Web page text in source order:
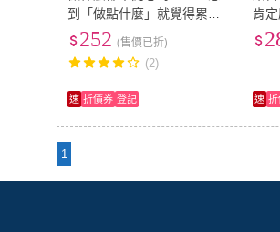
到「做點什麼」就覺得累，
紓壓放縱後反而低落？
252 (售價已折)
(2)
速 折價券 登記
肯
速 折
1